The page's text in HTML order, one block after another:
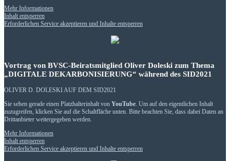
Mehr Informationen
Inhalt entsperren
Erforderlichen Service akzeptieren und Inhalte entsperren
Vortrag von BVSC-Beiratsmitglied Oliver Doleski zum Thema
„DIGITALE DEKARBONISIERUNG“ während des SID2021
OLIVER D. DOLESKI AUF DEM SID2021
Sie sehen gerade einen Platzhalterinhalt von YouTube . Um auf den eigentlichen Inhalt
zuzugreifen, klicken Sie auf die Schaltfläche unten. Bitte beachten Sie, dass dabei Daten an
Drittanbieter weitergegeben werden.
Mehr Informationen
Inhalt entsperren
Erforderlichen Service akzeptieren und Inhalte entsperren